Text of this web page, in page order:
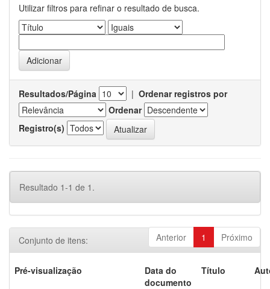
Utilizar filtros para refinar o resultado de busca.
Resultados/Página | Ordenar registros por
Ordenar
Registro(s)
Resultado 1-1 de 1.
Anterior 1 Próximo
Conjunto de itens:
Pré-visualização
Data do
documento
Título